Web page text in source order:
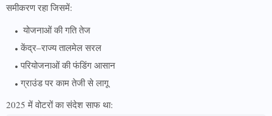
समीकरण रहा जिसमें:
योजनाओं की गति तेज
केंद्र–राज्य तालमेल सरल
परियोजनाओं की फंडिंग आसान
ग्राउंड पर काम तेजी से लागू
2025 में वोटरों का संदेश साफ था: